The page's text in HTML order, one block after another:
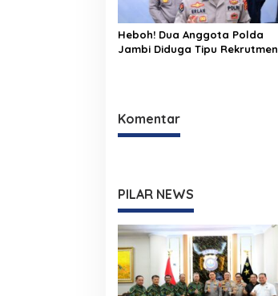
Heboh! Dua Anggota Polda
Jambi Diduga Tipu Rekrutmen
Komentar
PILAR NEWS